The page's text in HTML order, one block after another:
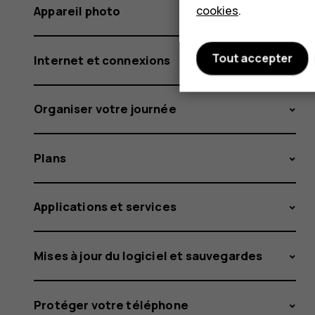
Appareil photo
Internet et connexions
Organiser votre journée
Plans
Applications et services
Mises à jour du logiciel et sauvegardes
Protéger votre téléphone
cookies.
Tout accepter